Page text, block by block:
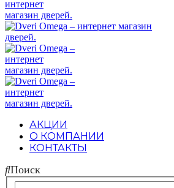
АКЦИИ
О КОМПАНИИ
КОНТАКТЫ
Поиск